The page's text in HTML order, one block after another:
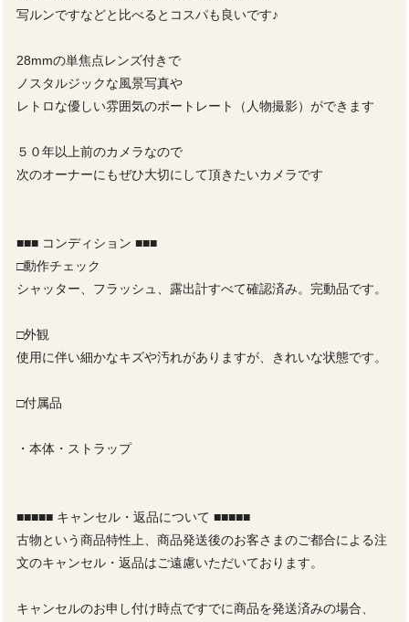
写ルンですなどと比べるとコスパも良いです♪
28mmの単焦点レンズ付きで
ノスタルジックな風景写真や
レトロな優しい雰囲気のポートレート（人物撮影）ができます
５０年以上前のカメラなので
次のオーナーにもぜひ大切にして頂きたいカメラです
■■■ コンディション ■■■
□動作チェック
シャッター、フラッシュ、露出計すべて確認済み。完動品です。
□外観
使用に伴い細かなキズや汚れがありますが、きれいな状態です。
□付属品
・本体・ストラップ
■■■■■ キャンセル・返品について ■■■■■
古物という商品特性上、商品発送後のお客さまのご都合による注
文のキャンセル・返品はご遠慮いただいております。
キャンセルのお申し付け時点ですでに商品を発送済みの場合、